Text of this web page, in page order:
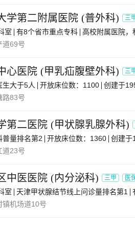
学第二附属医院 (普外科) 三
室 有8个省市重点专科 高校附属医院，
道69号
心医院 (甲乳疝腹壁外科) 三
生大于5人 开放床位数：1100 创建于
路83号
第二医院 (甲状腺乳腺外科)
普量排名第2 开放床位数：1360 创建于
道23号
中医医院 (内分泌科) 三甲 医
室 天津甲状腺结节线上问诊量排名第1
镇机场道10号